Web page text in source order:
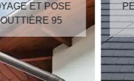
ET POSE
95